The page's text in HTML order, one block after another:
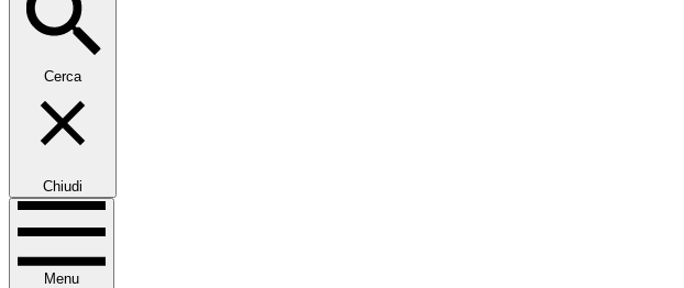
Cerca
Chiudi
Menu